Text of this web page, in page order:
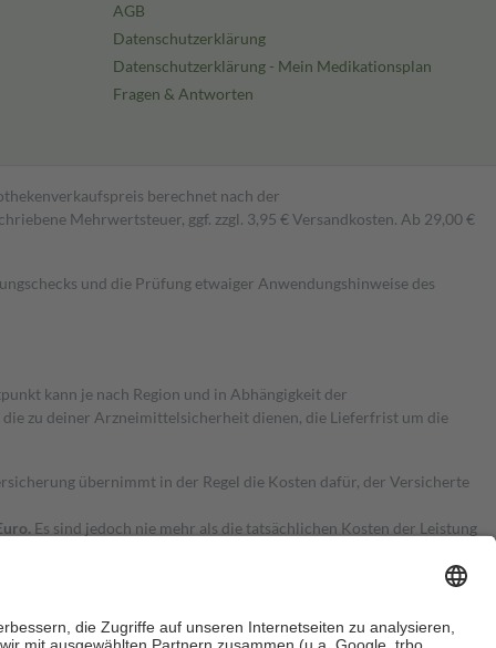
AGB
Datenschutzerklärung
Datenschutzerklärung - Mein Medikationsplan
Fragen & Antworten
berechnet nach der
Mehrwertsteuer, ggf. zzgl. 3,95 € Versandkosten. Ab 29,00 €
und die Prüfung etwaiger Anwendungshinweise des
kann je nach Region und in Abhängigkeit der
zu deiner Arzneimittelsicherheit dienen, die Lieferfrist um die
übernimmt in der Regel die Kosten dafür, der Versicherte
Es sind jedoch nie mehr als die tatsächlichen Kosten der Leistung
Zuzahlungen an bei: